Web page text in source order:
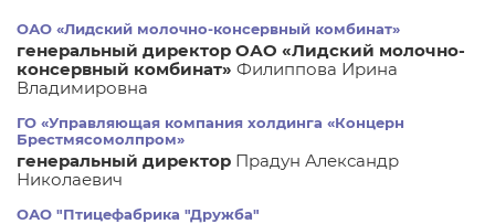
ОАО «Лидский молочно-консервный комбинат»
генеральный директор ОАО «Лидский молочно-
консервный комбинат» Филиппова Ирина
Владимировна
ГО «Управляющая компания холдинга «Концерн
Брестмясомолпром»
генеральный директор Прадун Александр
Николаевич
ОАО "Птицефабрика "Дружба"